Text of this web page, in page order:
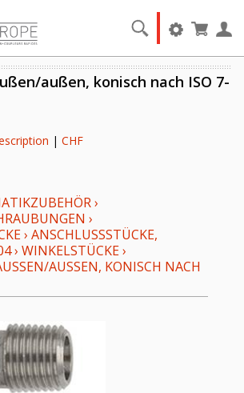
außen, konisch nach ISO 7-
| CHF
›
›
› ANSCHLUSSSTÜCKE,
› WINKELSTÜCKE›
AUSSEN, KONISCH NACH IS